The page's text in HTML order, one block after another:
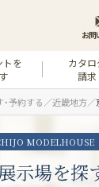
トを
カタロ
請求
お問
予約する 近畿地方
MODELHOUSE
示場を探